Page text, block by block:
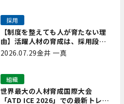
【制度を整えても人が育たない理
由】活躍人材の育成は、採用段階
で8割決まっている｜プレシャスパ
採用
2026.07.29金井 一真
世界最大の人材育成国際大会
「ATD ICE 2026」での最新トレン
組織